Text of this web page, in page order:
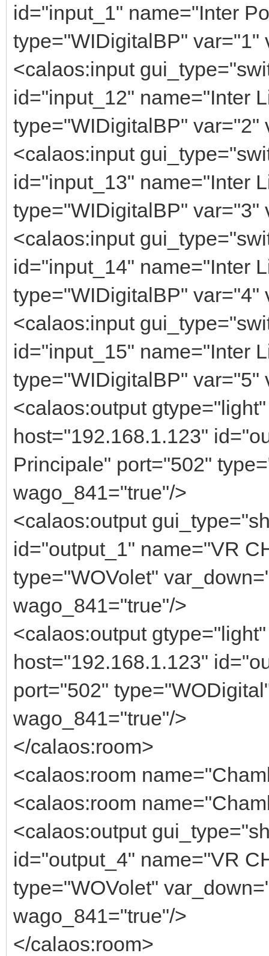
id="input_1" name="Inter
type="WIDigitalBP"
<calaos:input
id="input_12" name="Inter
type="WIDigitalBP"
<calaos:input
id="input_13" name="Inter
type="WIDigitalBP"
<calaos:input
id="input_14" name="Inter
type="WIDigitalBP"
<calaos:input
id="input_15" name="Inter
type="WIDigitalBP"
<calaos:output
host="192.168.1.123"
Principale" port="502"
wago_841="true"/>
<calaos:output
id="output_1" name="VR
type="WOVolet"
wago_841="true"/>
<calaos:output
host="192.168.1.123"
port="502"
wago_841="true"/>
</calaos:room>
<calaos:room
<calaos:room
<calaos:output
id="output_4" name="VR
type="WOVolet"
wago_841="true"/>
</calaos:room>